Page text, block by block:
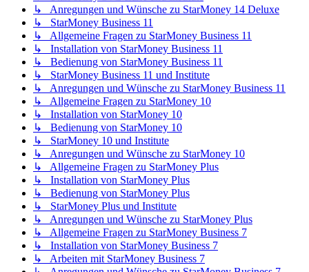
↳ Anregungen und Wünsche zu StarMoney 14 Deluxe
↳ StarMoney Business 11
↳ Allgemeine Fragen zu StarMoney Business 11
↳ Installation von StarMoney Business 11
↳ Bedienung von StarMoney Business 11
↳ StarMoney Business 11 und Institute
↳ Anregungen und Wünsche zu StarMoney Business 11
↳ Allgemeine Fragen zu StarMoney 10
↳ Installation von StarMoney 10
↳ Bedienung von StarMoney 10
↳ StarMoney 10 und Institute
↳ Anregungen und Wünsche zu StarMoney 10
↳ Allgemeine Fragen zu StarMoney Plus
↳ Installation von StarMoney Plus
↳ Bedienung von StarMoney Plus
↳ StarMoney Plus und Institute
↳ Anregungen und Wünsche zu StarMoney Plus
↳ Allgemeine Fragen zu StarMoney Business 7
↳ Installation von StarMoney Business 7
↳ Arbeiten mit StarMoney Business 7